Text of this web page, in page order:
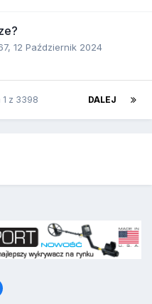
, 12 Październik 2024
DALEJ
1 z 3398